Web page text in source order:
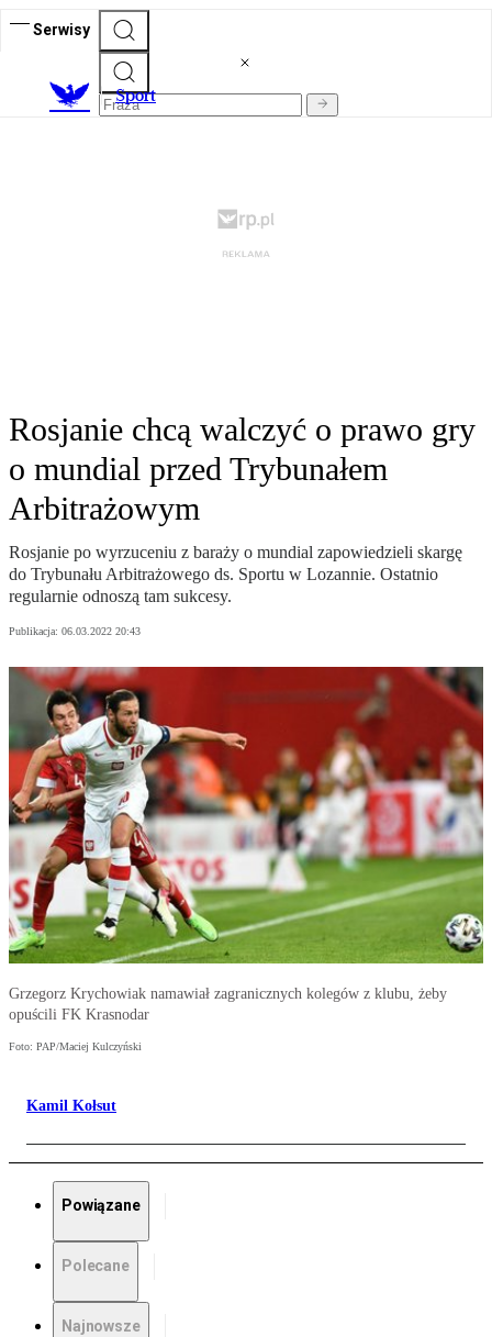
Serwisy
Sport
Rosjanie chcą walczyć o prawo gry
o mundial przed Trybunałem
Arbitrażowym
Rosjanie po wyrzuceniu z baraży o mundial zapowiedzieli skargę
do Trybunału Arbitrażowego ds. Sportu w Lozannie. Ostatnio
regularnie odnoszą tam sukcesy.
Publikacja: 06.03.2022 20:43
Grzegorz Krychowiak namawiał zagranicznych kolegów z klubu, żeby
opuścili FK Krasnodar
Foto: PAP/Maciej Kulczyński
Kamil Kołsut
Powiązane
Polecane
Najnowsze